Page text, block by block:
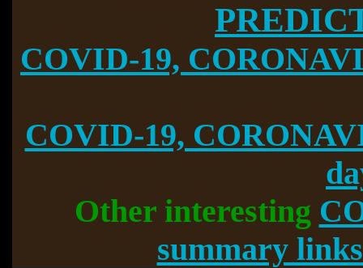
COVID-19,
COVID-19,
Other interesting
summary